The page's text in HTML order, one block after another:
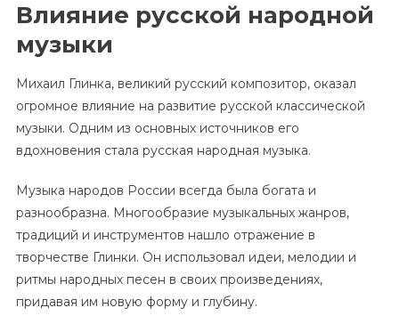
Влияние русской народной
музыки
Михаил Глинка, великий русский композитор, оказал
огромное влияние на развитие русской классической
музыки. Одним из основных источников его
вдохновения стала русская народная музыка.
Музыка народов России всегда была богата и
разнообразна. Многообразие музыкальных жанров,
традиций и инструментов нашло отражение в
творчестве Глинки. Он использовал идеи, мелодии и
ритмы народных песен в своих произведениях,
придавая им новую форму и глубину.